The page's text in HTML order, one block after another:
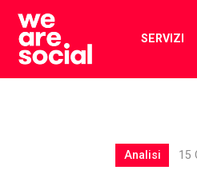
Skip
content
SERVIZI
Analisi 15